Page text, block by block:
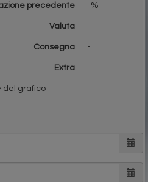
precedente -%
Valuta -
Consegna -
Extra
del grafico